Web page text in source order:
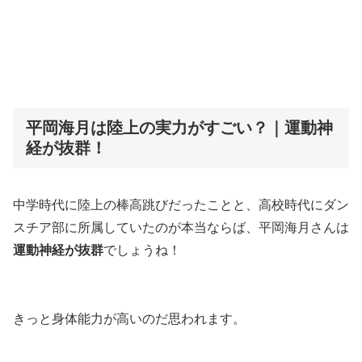
平岡海月は陸上の実力がすごい？｜運動神
経が抜群！
中学時代に陸上の棒高跳びだったことと、高校時代にダン
スチア部に所属していたのが本当ならば、平岡海月さんは
運動神経が抜群でしょうね！
きっと身体能力が高いのだ思われます。